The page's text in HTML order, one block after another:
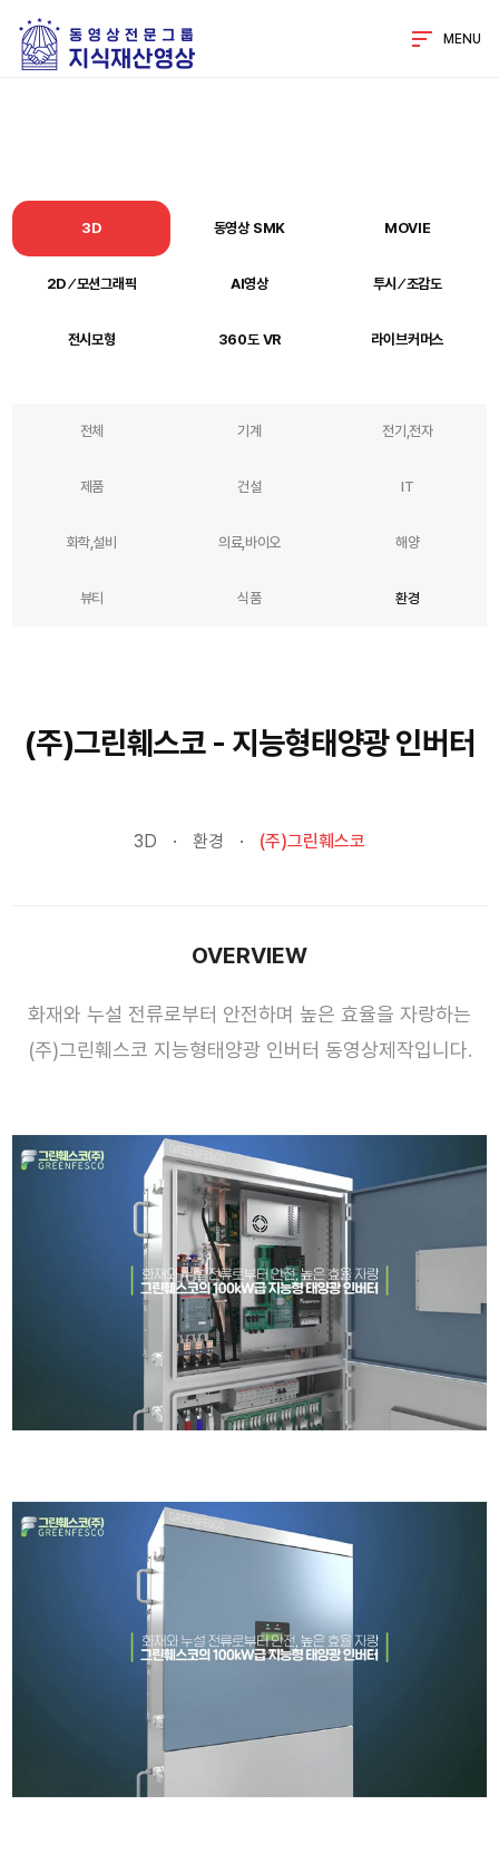
MENU
3D 동영상 SMK MOVIE
2D ⁄ 모션그래픽 AI영상 투시 ⁄ 조감도
전시모형 360도 VR 라이브커머스
전체 기계 전기,전자
제품 건설 IT
화학,설비 의료,바이오 해양
뷰티 식품 환경
(주)그린훼스코 - 지능형태양광 인버터
3D 환경 (주)그린훼스코
OVERVIEW
화재와 누설 전류로부터 안전하며 높은 효율을 자랑하는
(주)그린훼스코 지능형태양광 인버터 동영상제작입니다.